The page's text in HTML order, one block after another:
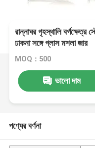
রান্নাঘর গৃহস্থালি
ঢাকনা সঙ্গে গ্লাস মশলা জার
MOQ：500
ভালো দাম
পণ্যের বর্ণনা